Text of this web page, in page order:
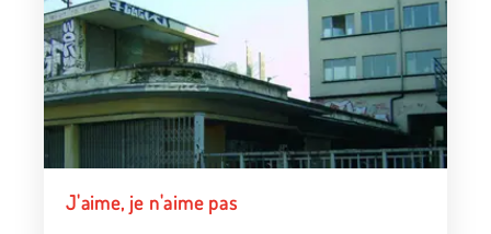
J'aime, je n'aime pas